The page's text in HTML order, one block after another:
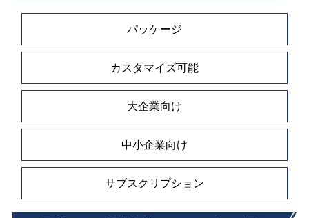
パッケージ
カスタマイズ可能
大企業向け
中小企業向け
サブスクリプション